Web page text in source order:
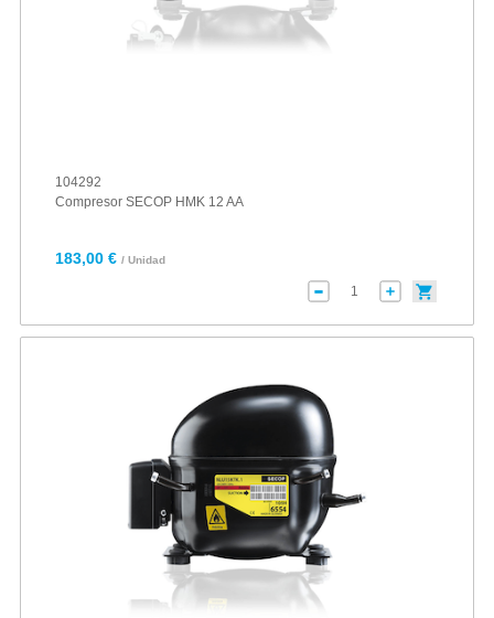
104292
Compresor SECOP HMK 12 AA
183,00 € / Unidad